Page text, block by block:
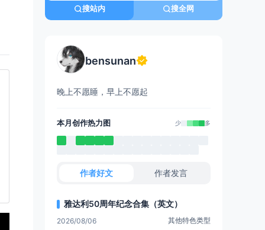
搜站内 搜全网
bensunan
晚上不愿睡，早上不愿起
本月创作热力图 少 多
作者好文 作者发言
雅达利50周年纪念合集（英文）
2026/08/06 其他特色类型